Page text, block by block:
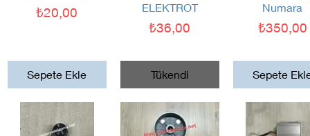
Fiyat
₺20,00
Sepete Ekle
ELEKTROT
Fiyat
₺36,00
Tükendi
Numara
Fiyat
₺350,00
Sepete